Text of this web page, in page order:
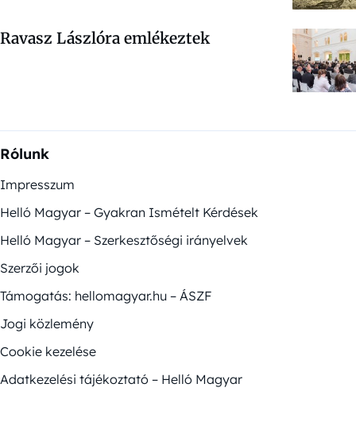
Ravasz Lászlóra emlékeztek
Rólunk
Impresszum
Helló Magyar – Gyakran Ismételt Kérdések
Helló Magyar – Szerkesztőségi irányelvek
Szerzői jogok
Támogatás: hellomagyar.hu – ÁSZF
Jogi közlemény
Cookie kezelése
Adatkezelési tájékoztató – Helló Magyar